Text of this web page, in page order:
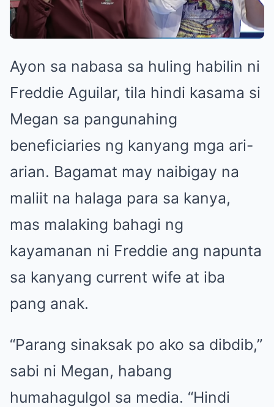
Ayon sa nabasa sa huling habilin ni
Freddie Aguilar, tila hindi kasama si
Megan sa pangunahing
beneficiaries ng kanyang mga ari-
arian. Bagamat may naibigay na
maliit na halaga para sa kanya,
mas malaking bahagi ng
kayamanan ni Freddie ang napunta
sa kanyang current wife at iba
pang anak.
“Parang sinaksak po ako sa dibdib,”
sabi ni Megan, habang
humahagulgol sa media. “Hindi